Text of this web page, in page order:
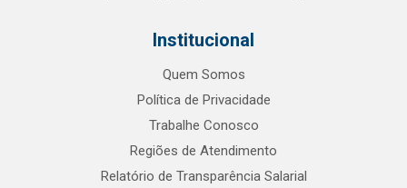
Institucional
Quem Somos
Política de Privacidade
Trabalhe Conosco
Regiões de Atendimento
Relatório de Transparência Salarial